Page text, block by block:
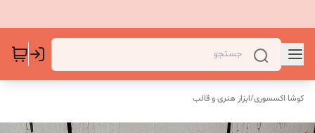
کوشا اکسسوری/ابزار هنری و قالب